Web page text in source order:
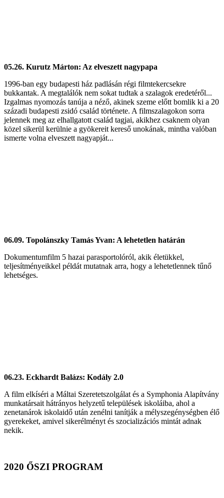
05.26. Kurutz Márton: Az elveszett nagypapa
1996-ban egy budapesti ház padlásán régi filmtekercsekre
bukkantak. A megtalálók nem sokat tudtak a szalagok eredetéről...
Izgalmas nyomozás tanúja a néző, akinek szeme előtt bomlik ki a 20
századi budapesti zsidó család története. A filmszalagokon sorra
jelennek meg az elhallgatott család tagjai, akikhez csaknem olyan
közel sikerül kerülnie a gyökereit kereső unokának, mintha valóban
ismerte volna elveszett nagyapját...
06.09. Topolánszky Tamás Yvan: A lehetetlen határán
Dokumentumfilm 5 hazai parasportolóról, akik életükkel,
teljesítményeikkel példát mutatnak arra, hogy a lehetetlennek tűnő
lehetséges.
06.23. Eckhardt Balázs: Kodály 2.0
A film elkíséri a Máltai Szeretetszolgálat és a Symphonia Alapítvány
munkatársait hátrányos helyzetű települések iskoláiba, ahol a
zenetanárok iskolaidő után zenélni tanítják a mélyszegénységben élő
gyerekeket, amivel sikerélményt és szocializációs mintát adnak
nekik.
2020 ŐSZI PROGRAM